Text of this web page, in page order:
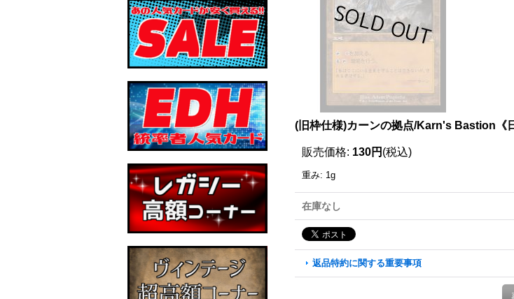
(旧枠仕様)カーンの拠点/Karn's Bastion《
販売価格: 130円 (税込)
重み: 1g
在庫なし
返品特約に関する重要事項